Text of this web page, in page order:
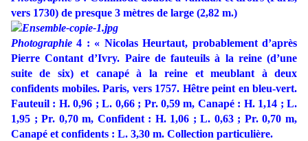
vers 1730) de presque 3 mètres de large (2,82 m.)
Photographie 4 : « Nicolas Heurtaut, probablement d’après
Pierre Contant d’Ivry. Paire de fauteuils à la reine (d’une
suite de six) et canapé à la reine et meublant à deux
confidents mobiles. Paris, vers 1757. Hêtre peint en bleu-vert.
Fauteuil : H. 0,96 ; L. 0,66 ; Pr. 0,59 m, Canapé : H. 1,14 ; L.
1,95 ; Pr. 0,70 m, Confident : H. 1,06 ; L. 0,63 ; Pr. 0,70 m,
Canapé et confidents : L. 3,30 m. Collection particulière.